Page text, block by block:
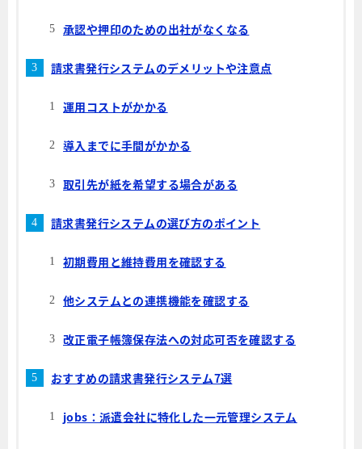
承認や押印のための出社がなくなる
請求書発行システムのデメリットや注意点
運用コストがかかる
導入までに手間がかかる
取引先が紙を希望する場合がある
請求書発行システムの選び方のポイント
初期費用と維持費用を確認する
他システムとの連携機能を確認する
改正電子帳簿保存法への対応可否を確認する
おすすめの請求書発行システム7選
jobs：派遣会社に特化した一元管理システム